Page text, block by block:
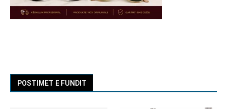
POSTIMET E FUNDIT